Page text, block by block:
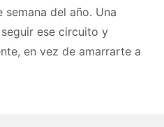
del año. Una
ese circuito y
en vez de amarrarte a